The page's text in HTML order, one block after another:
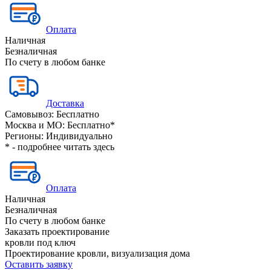
Оплата
Наличная
Безналичная
По счету в любом банке
Доставка
Самовывоз: Бесплатно
Москва и МО: Бесплатно*
Регионы: Индивидуально
* - подробнее читать здесь
Оплата
Наличная
Безналичная
По счету в любом банке
Заказать проектирование
кровли под ключ
Проектирование кровли, визуализация дома
Оставить заявку